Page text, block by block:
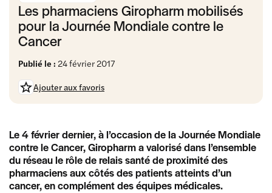
Les pharmaciens Giropharm mobilisés
pour la Journée Mondiale contre le
Cancer
Publié le : 24 février 2017
Ajouter aux favoris
Le 4 février dernier, à l’occasion de la Journée Mondiale
contre le Cancer, Giropharm a valorisé dans l’ensemble
du réseau le rôle de relais santé de proximité des
pharmaciens aux côtés des patients atteints d’un
cancer, en complément des équipes médicales.